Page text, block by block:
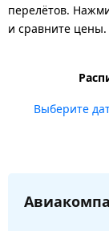
перелётов.
и сравните цены.
Выберите